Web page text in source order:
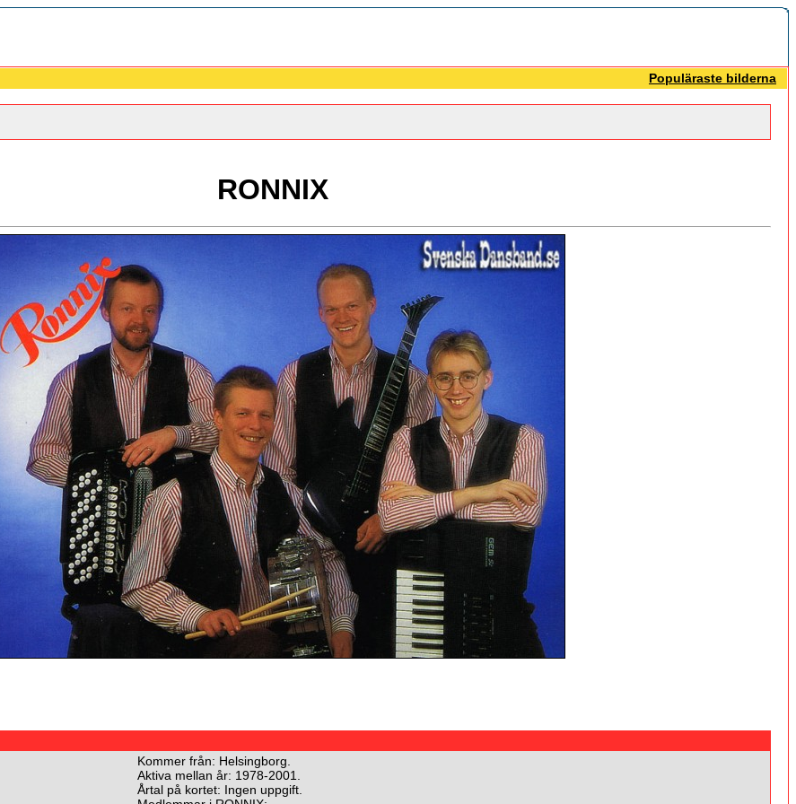
Populäraste bilderna
RONNIX
Kommer från: Helsingborg.
Aktiva mellan år: 1978-2001.
Årtal på kortet: Ingen uppgift.